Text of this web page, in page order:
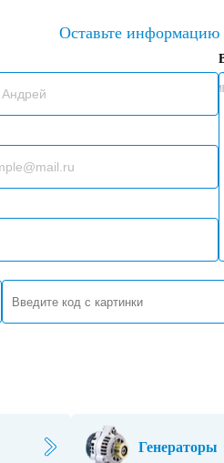
Оставьте информацию
Генераторы